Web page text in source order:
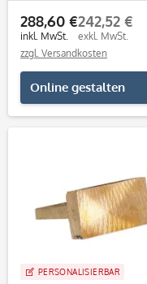
288,60 €
inkl. MwSt.
242,52 €
exkl. MwSt.
zzgl. Versandkosten
Online gestalten
PERSONALISIERBAR